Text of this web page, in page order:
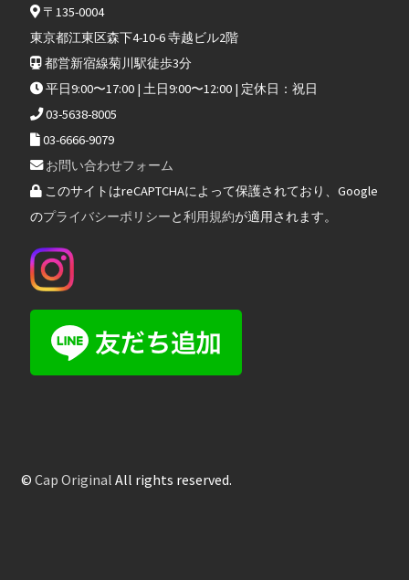
〒135-0004
東京都江東区森下4-10-6 寺越ビル2階
都営新宿線菊川駅徒歩3分
平日9:00〜17:00 | 土日9:00〜12:00 | 定休日：祝日
03-5638-8005
03-6666-9079
お問い合わせフォーム
このサイトはreCAPTCHAによって保護されており、Google
のプライバシーポリシーと利用規約が適用されます。
© Cap Original All rights reserved.